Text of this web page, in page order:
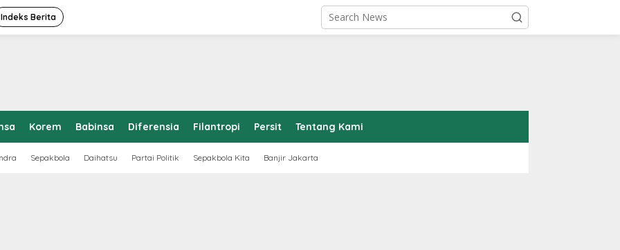
Indeks Berita
Korem Babinsa Diferensia Filantropi Persit Tentang Kami
Sepakbola Daihatsu Partai Politik Sepakbola Kita Banjir Jakarta